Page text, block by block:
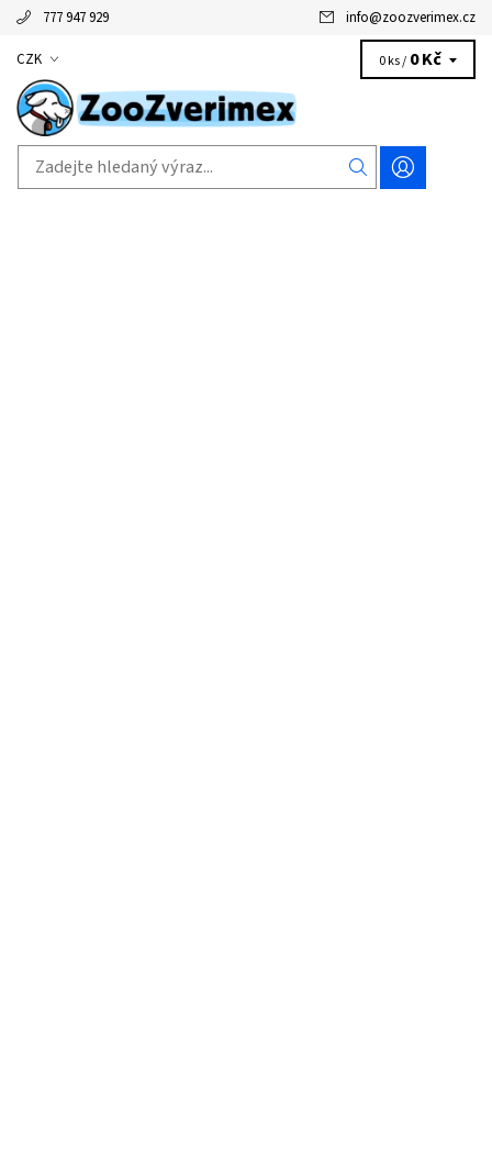
777 947 929 info@zoozverimex.cz
CZK 0 ks / 0 Kč